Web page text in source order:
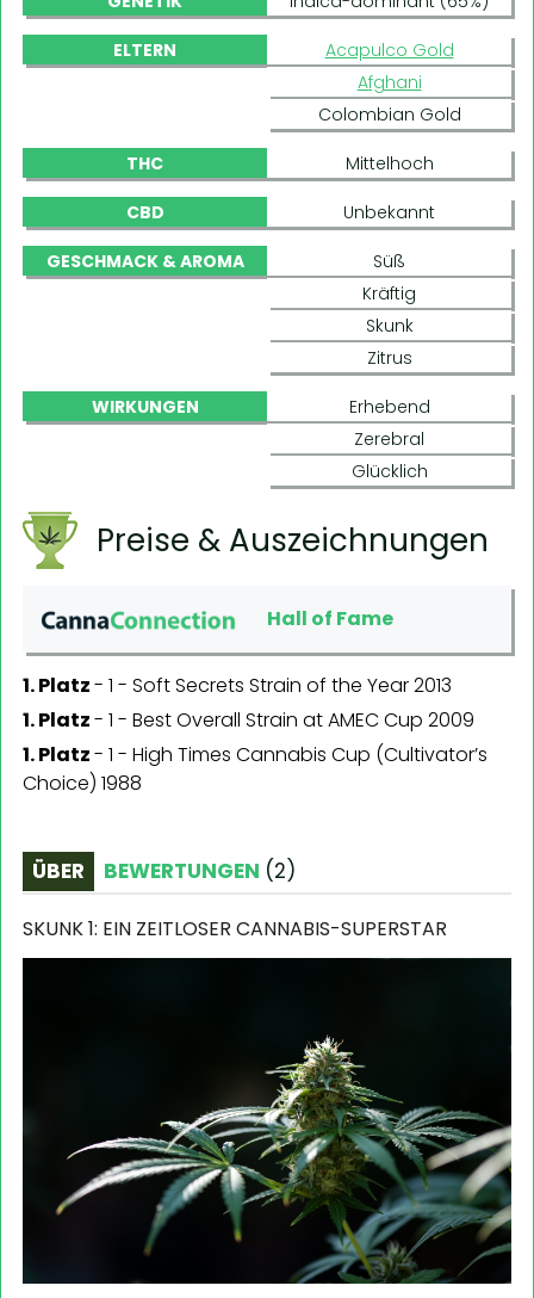
ELTERN
Acapulco Gold
Afghani
Colombian Gold
THC Mittelhoch
CBD Unbekannt
GESCHMACK & AROMA
Süß
Kräftig
Skunk
Zitrus
WIRKUNGEN
Erhebend
Zerebral
Glücklich
Preise & Auszeichnungen
Hall of Fame
1. Platz- 1 - Soft Secrets Strain of the Year 2013
1. Platz- 1 - Best Overall Strain at AMEC Cup 2009
1. Platz- 1 - High Times Cannabis Cup (Cultivator’s
Choice) 1988
ÜBER BEWERTUNGEN (2)
SKUNK 1: EIN ZEITLOSER CANNABIS-SUPERSTAR